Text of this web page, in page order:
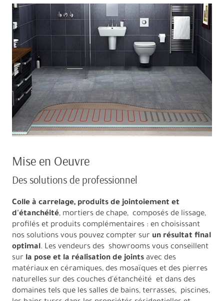
Mise en Oeuvre
Des solutions de professionnel
Colle à carrelage, produits de jointoiement et
d'étanchéité, mortiers de chape, composés de lissage,
profilés et produits complémentaires : en choisissant
nos solutions vous pouvez compter sur un résultat final
optimal. Les vendeurs des showrooms vous conseillent
sur la pose et la réalisation de joints avec des
matériaux en céramiques, des mosaïques et des pierres
naturelles sur des couches d'étanchéité et dans des
domaines tels que les salles de bains, terrasses, piscines,